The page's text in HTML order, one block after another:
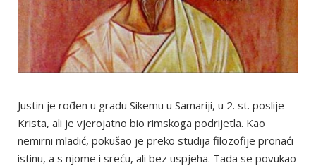
Justin je rođen u gradu Sikemu u Samariji, u 2. st. poslije
Krista, ali je vjerojatno bio rimskoga podrijetla. Kao
nemirni mladić, pokušao je preko studija filozofije pronaći
istinu, a s njome i sreću, ali bez uspjeha. Tada se povukao